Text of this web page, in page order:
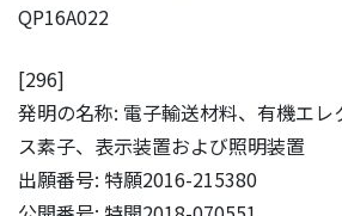
QP16A022
[296]
発明の名称: 電子輸送材料、有機エ
ス素子、表示装置および照明装置
出願番号: 特願2016-215380